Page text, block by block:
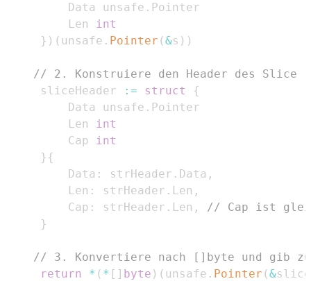
		 Data unsafe
.
		 Len
int
} ) ( unsafe . Pointer (&s ) )
// 2. Konstruiere den Header des Slice
	 sliceHeader
:= struct
{
		 Data unsafe
.
		 Len
int
		 Cap
int
} {
		 Data
: strHeader . Data ,
		 Len
: strHeader . Len ,
		 Cap
: strHeader . Len ,
// Cap ist
}
// 3. Konvertiere nach []byte und gib
return
* ( * [ ] byte ) ( unsafe . Pointer (&